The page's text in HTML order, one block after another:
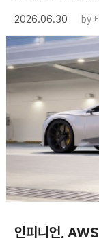
2026.06.30
by
인피니언,